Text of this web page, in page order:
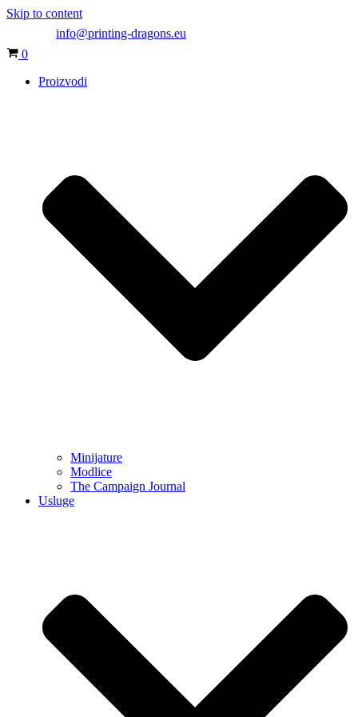
Skip to content
info@printing-dragons.eu
Cart
0
Proizvodi
Minijature
Modlice
The Campaign Journal
Usluge